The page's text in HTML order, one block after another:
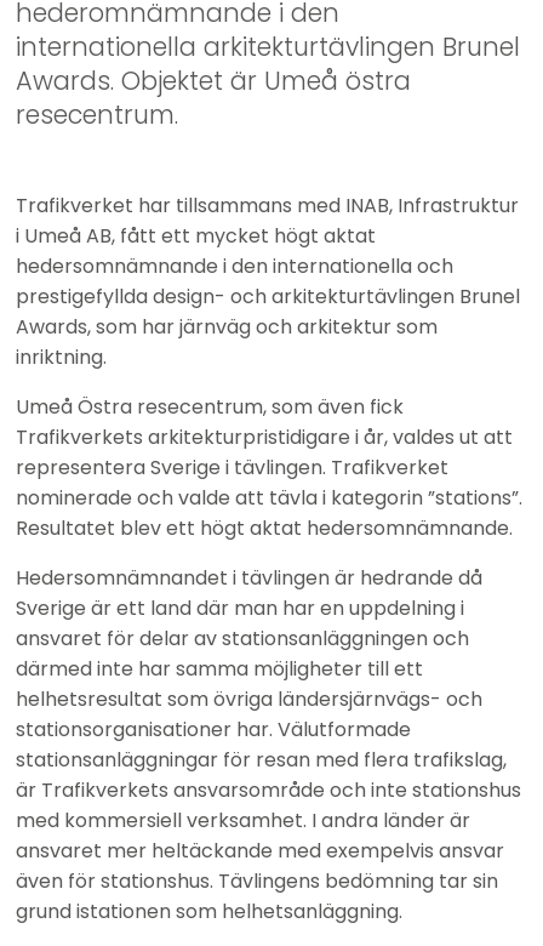
hederomnämnande i den
internationella arkitekturtävlingen Brunel
Awards. Objektet är Umeå östra
resecentrum.
Trafikverket har tillsammans med INAB, Infrastruktur
i Umeå AB, fått ett mycket högt aktat
hedersomnämnande i den internationella och
prestigefyllda design- och arkitekturtävlingen Brunel
Awards, som har järnväg och arkitektur som
inriktning.
Umeå Östra resecentrum, som även fick
Trafikverkets arkitekturpristidigare i år, valdes ut att
representera Sverige i tävlingen. Trafikverket
nominerade och valde att tävla i kategorin ”stations”.
Resultatet blev ett högt aktat hedersomnämnande.
Hedersomnämnandet i tävlingen är hedrande då
Sverige är ett land där man har en uppdelning i
ansvaret för delar av stationsanläggningen och
därmed inte har samma möjligheter till ett
helhetsresultat som övriga ländersjärnvägs- och
stationsorganisationer har. Välutformade
stationsanläggningar för resan med flera trafikslag,
är Trafikverkets ansvarsområde och inte stationshus
med kommersiell verksamhet. I andra länder är
ansvaret mer heltäckande med exempelvis ansvar
även för stationshus. Tävlingens bedömning tar sin
grund istationen som helhetsanläggning.